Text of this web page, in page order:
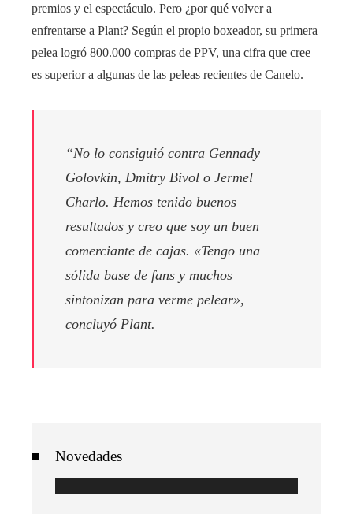
premios y el espectáculo. Pero ¿por qué volver a
enfrentarse a Plant? Según el propio boxeador, su primera
pelea logró 800.000 compras de PPV, una cifra que cree
es superior a algunas de las peleas recientes de Canelo.
“No lo consiguió contra Gennady
Golovkin, Dmitry Bivol o Jermel
Charlo. Hemos tenido buenos
resultados y creo que soy un buen
comerciante de cajas. «Tengo una
sólida base de fans y muchos
sintonizan para verme pelear»,
concluyó Plant.
Novedades